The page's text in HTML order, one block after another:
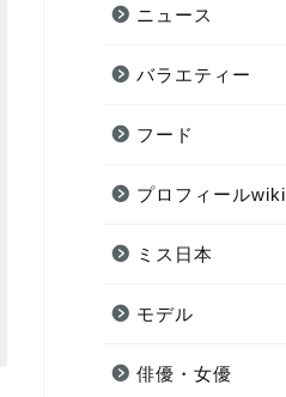
ニュース
バラエティー
フード
プロフィールwiki
ミス日本
モデル
俳優・女優